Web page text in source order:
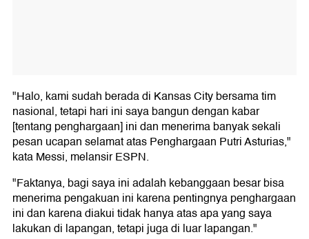
"Halo, kami sudah berada di Kansas City bersama tim
nasional, tetapi hari ini saya bangun dengan kabar
[tentang penghargaan] ini dan menerima banyak sekali
pesan ucapan selamat atas Penghargaan Putri Asturias,"
kata Messi, melansir ESPN.
"Faktanya, bagi saya ini adalah kebanggaan besar bisa
menerima pengakuan ini karena pentingnya penghargaan
ini dan karena diakui tidak hanya atas apa yang saya
lakukan di lapangan, tetapi juga di luar lapangan."